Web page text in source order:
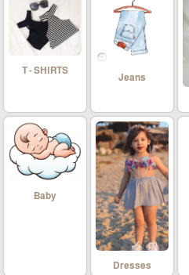
Jeans
T - SHIRTS
Dresses
Baby